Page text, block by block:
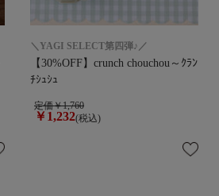
＼YAGI SELECT第四弾♪／
【30%OFF】crunch chouchou～ｸﾗﾝ
ﾁｼｭｼｭ
定価￥1,760
￥1,232(税込)